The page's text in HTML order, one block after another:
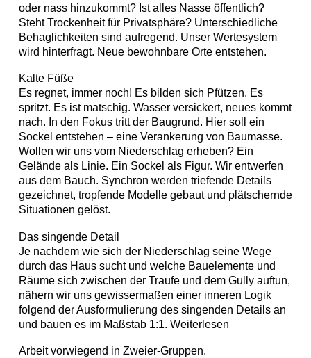
oder nass hinzukommt? Ist alles Nasse öffentlich?
Steht Trockenheit für Privatsphäre? Unterschiedliche
Behaglichkeiten sind aufregend. Unser Wertesystem
wird hinterfragt. Neue bewohnbare Orte entstehen.
Kalte Füße
Es regnet, immer noch! Es bilden sich Pfützen. Es
spritzt. Es ist matschig. Wasser versickert, neues kommt
nach. In den Fokus tritt der Baugrund. Hier soll ein
Sockel entstehen – eine Verankerung von Baumasse.
Wollen wir uns vom Niederschlag erheben? Ein
Gelände als Linie. Ein Sockel als Figur. Wir entwerfen
aus dem Bauch. Synchron werden triefende Details
gezeichnet, tropfende Modelle gebaut und plätschernde
Situationen gelöst.
Das singende Detail
Je nachdem wie sich der Niederschlag seine Wege
durch das Haus sucht und welche Bauelemente und
Räume sich zwischen der Traufe und dem Gully auftun,
nähern wir uns gewissermaßen einer inneren Logik
folgend der Ausformulierung des singenden Details an
und bauen es im Maßstab 1:1. Weiterlesen
Arbeit vorwiegend in Zweier-Gruppen.